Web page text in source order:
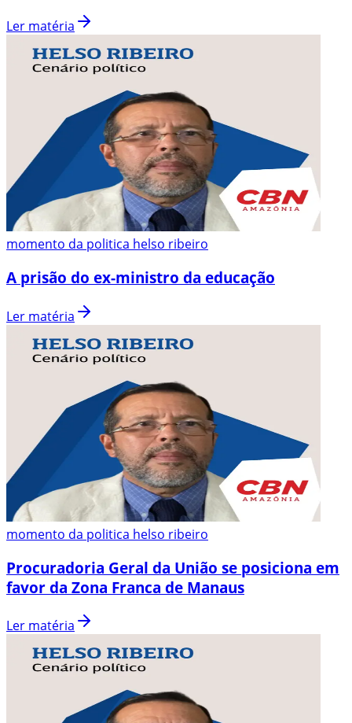
Ler matéria
momento da politica helso ribeiro
A prisão do ex-ministro da educação
Ler matéria
momento da politica helso ribeiro
Procuradoria Geral da União se posiciona em
favor da Zona Franca de Manaus
Ler matéria